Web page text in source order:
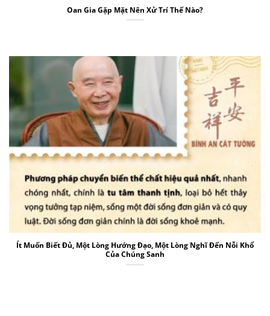
Oan Gia Gặp Mặt Nên Xử Trí Thế Nào?
Ít Muốn Biết Đủ, Một Lòng Hướng Đạo, Một Lòng Nghĩ Đến Nỗi Khổ
Của Chúng Sanh